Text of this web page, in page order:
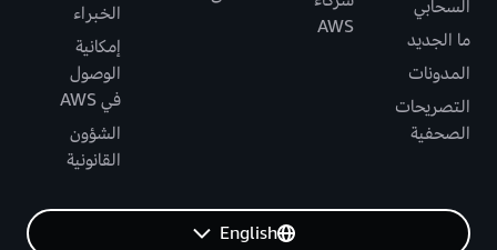
السحابي
ما الجديد
المدونات
التصريحات
الصحفية
AWS
الخبراء
إمكانية
الوصول
في AWS
الشؤون
القانونية
English